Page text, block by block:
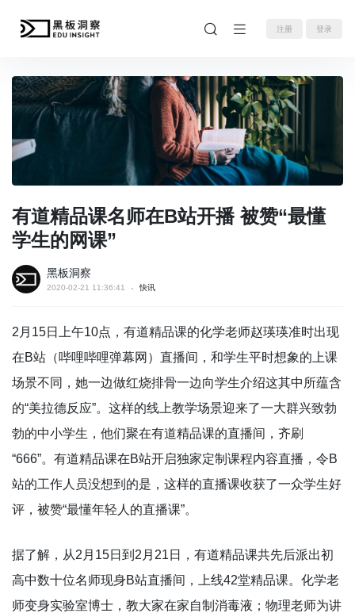
注册 登录
有道精品课名师在B站开播 被赞“最懂
学生的网课”
黑板洞察
2020-02-21 11:36:41 快讯
2月15日上午10点，有道精品课的化学老师赵瑛瑛准时出现
在B站（哔哩哔哩弹幕网）直播间，和学生平时想象的上课
场景不同，她一边做红烧排骨一边向学生介绍这其中所蕴含
的“美拉德反应”。这样的线上教学场景迎来了一大群兴致勃
勃的中小学生，他们聚在有道精品课的直播间，齐刷
“666”。有道精品课在B站开启独家定制课程内容直播，令B
站的工作人员没想到的是，这样的直播课收获了一众学生好
评，被赞“最懂年轻人的直播课”。
据了解，从2月15日到2月21日，有道精品课共先后派出初
高中数十位名师现身B站直播间，上线42堂精品课。化学老
师变身实验室博士，教大家在家自制消毒液；物理老师为讲